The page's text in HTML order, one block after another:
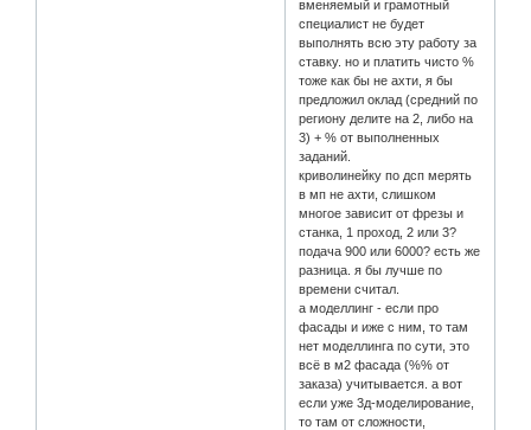
вменяемый и грамотный
специалист не будет
выполнять всю эту работу за
ставку. но и платить чисто %
тоже как бы не ахти, я бы
предложил оклад (средний по
региону делите на 2, либо на
3) + % от выполненных
заданий.
криволинейку по дсп мерять
в мп не ахти, слишком
многое зависит от фрезы и
станка, 1 проход, 2 или 3?
подача 900 или 6000? есть же
разница. я бы лучше по
времени считал.
а моделлинг - если про
фасады и иже с ним, то там
нет моделлинга по сути, это
всё в м2 фасада (%% от
заказа) учитывается. а вот
если уже 3д-моделирование,
то там от сложности,